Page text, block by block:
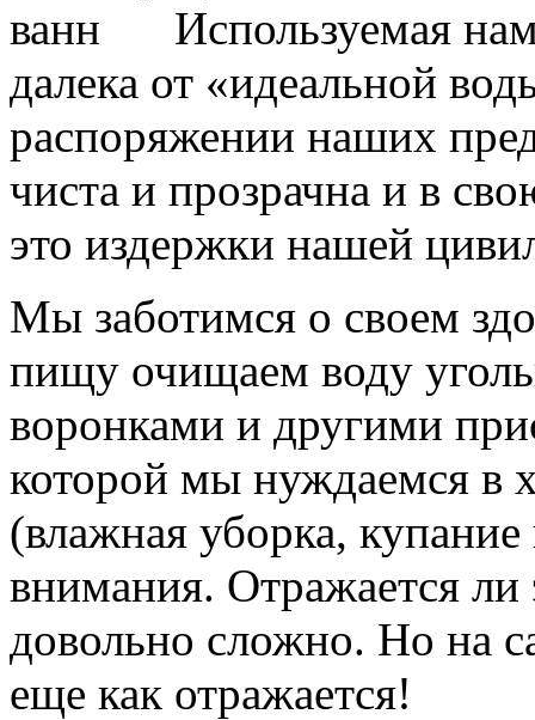
Используемая
далека от «идеальной
распоряжении наших
чиста и прозрачна и в
это издержки нашей
Мы заботимся о своем
пищу очищаем воду
воронками и другими
которой мы нуждаемся в
(влажная уборка,
внимания. Отражается ли
довольно сложно. Но на
еще как отражается!